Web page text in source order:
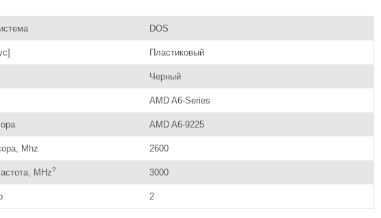
DOS
Пластиковый
Черный
AMD A6-Series
AMD A6-9225
Mhz 2600
MHz? 3000
2